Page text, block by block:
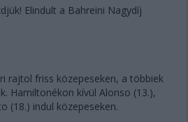
Elindult a Bahreini Nagydíj
rajtol friss közepeseken, a többiek
Hamiltonékon kívül Alonso (13.),
(18.) indul közepeseken.